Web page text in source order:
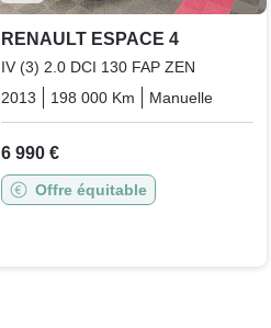
RENAULT ESPACE 4
IV (3) 2.0 DCI 130 FAP ZEN
2013
198 000 Km Manuelle
6 990 €
Offre équitable